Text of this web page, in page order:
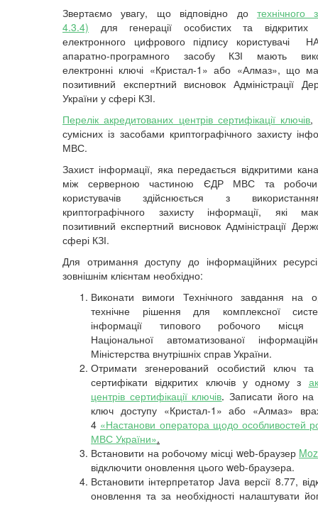
Звертаємо увагу, що відповідно до технічного
4.3.4) для генерації особистих та відкритих
електронного цифрового підпису користувачі
апаратно-програмного засобу КЗІ мають
електронні ключі «Кристал-1» або «Алмаз», що
позитивний експертний висновок Адміністрації
України у сфері КЗІ.
Перелік акредитованих центрів сертифікації ключів,
сумісних із засобами криптографічного захисту
МВС.
Захист інформації, яка передається відкритими
між серверною частиною ЄДР МВС та
користувачів здійснюється з
криптографічного захисту інформації, які
позитивний експертний висновок Адміністрації
сфері КЗІ.
Для отримання доступу до інформаційних
зовнішнім клієнтам необхідно:
Виконати вимоги Технічного завдання на
технічне рішення для комплексної
інформації типового робочого місця
Національної автоматизованої
Міністерства внутрішніх справ України.
Отримати згенерований особистий ключ
сертифікати відкритих ключів у одному з
центрів сертифікації ключів. Записати його на
ключ доступу «Кристал-1» або «Алмаз»
4 «Настанови оператора щодо особливостей
МВС України».
Встановити на робочому місці web-браузер
відключити оновлення цього web-браузера.
Встановити інтерпретатор Java версії 8.77,
оновлення та за необхідності налаштувати